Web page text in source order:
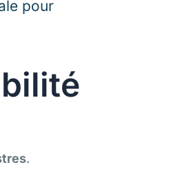
pour
.